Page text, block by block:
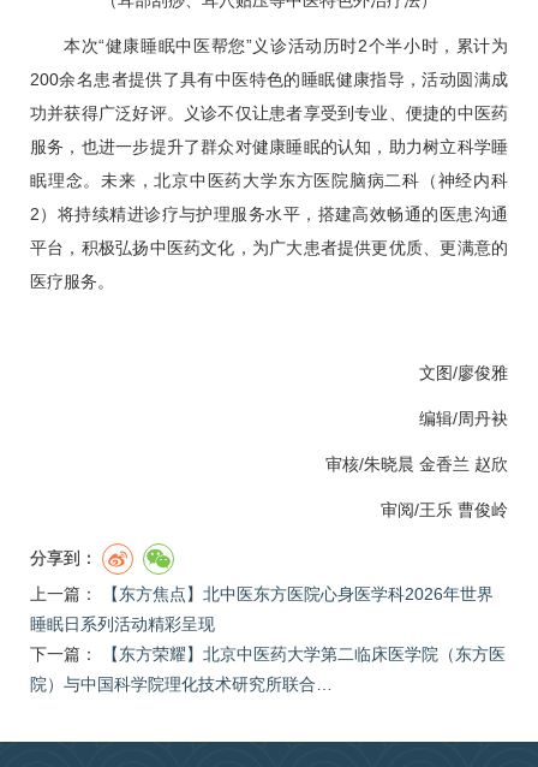
本次“健康睡眠中医帮您”义诊活动历时2个半小时，累计为
200余名患者提供了具有中医特色的睡眠健康指导，活动圆满成
功并获得广泛好评。义诊不仅让患者享受到专业、便捷的中医药
服务，也进一步提升了群众对健康睡眠的认知，助力树立科学睡
眠理念。未来，北京中医药大学东方医院脑病二科 （神经内科
2）将持续精进诊疗与护理服务水平，搭建高效畅通的医患沟通
平台，积极弘扬中医药文化，为广大患者提供更优质、更满意的
医疗服务。
文图/廖俊雅
编辑/周丹袂
审核/朱晓晨 金香兰 赵欣
审阅/王乐 曹俊岭
分享到：
上一篇：
【东方焦点】北中医东方医院心身医学科2026年世界
睡眠日系列活动精彩呈现
下一篇：
【东方荣耀】北京中医药大学第二临床医学院（东方医
院）与中国科学院理化技术研究所联合…